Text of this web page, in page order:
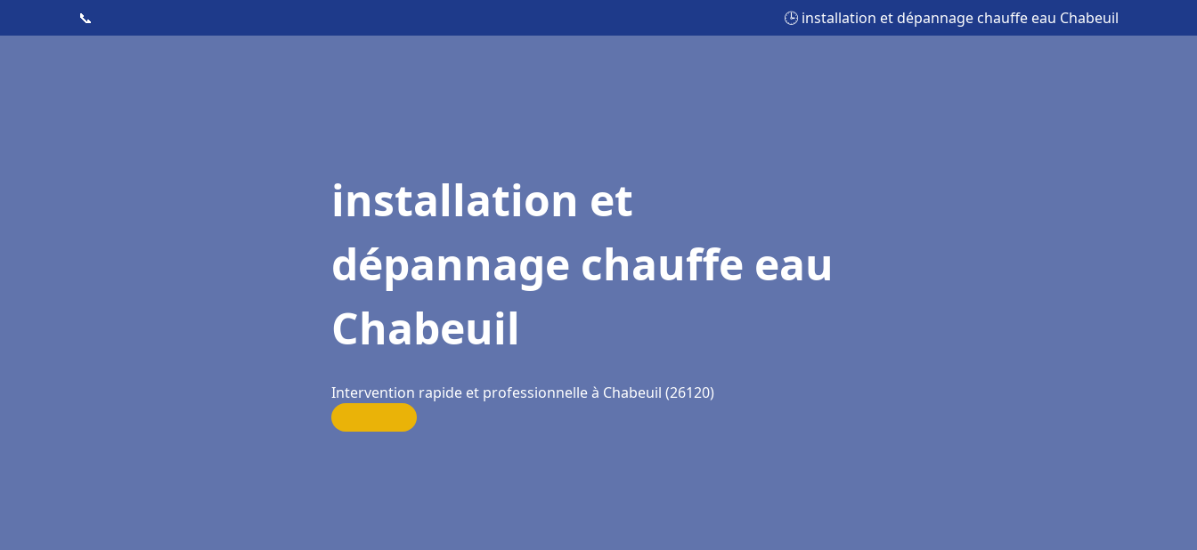
📞 🕒 installation et dépannage chauffe eau Chabeuil
installation et
dépannage chauffe eau
Chabeuil
Intervention rapide et professionnelle à Chabeuil (26120)